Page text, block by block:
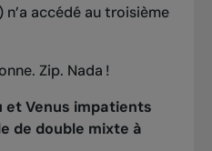
accédé au troisième
Zip. Nada !
et Venus impatients
de double mixte à